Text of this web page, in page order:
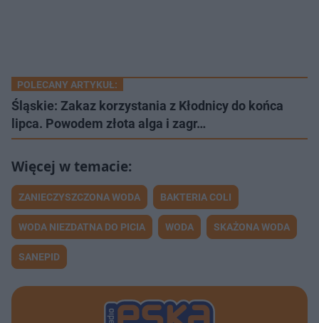
POLECANY ARTYKUŁ:
Śląskie: Zakaz korzystania z Kłodnicy do końca
lipca. Powodem złota alga i zagr…
ZANIECZYSZCZONA WODA BAKTERIA COLI
WODA NIEZDATNA DO PICIA WODA SKAŻONA WODA
SANEPID